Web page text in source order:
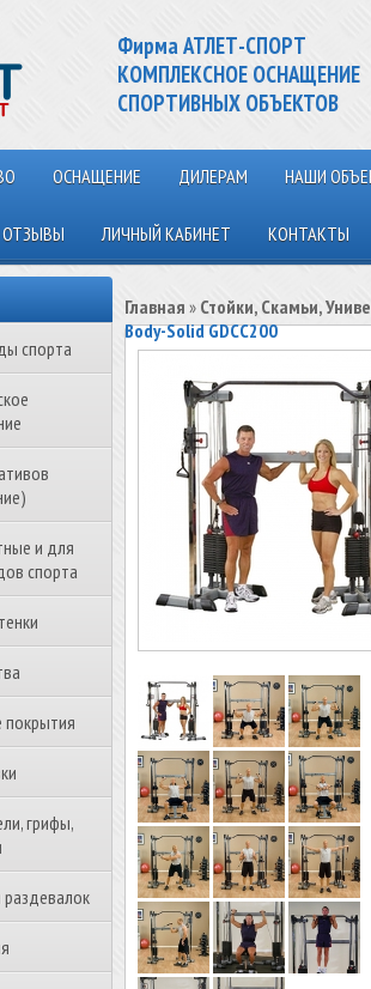
Фирма АТЛЕТ-СПОРТ
КОМПЛЕКСНОЕ ОСНАЩЕНИЕ
СПОРТИВНЫХ ОБЪЕКТОВ
ОСНАЩЕНИЕ ДИЛЕРАМ НАШИ
ОТЗЫВЫ ЛИЧНЫЙ КАБИНЕТ КОНТАКТЫ
спорта
и для
спорта
покрытия
грифы,
Главная » Стойки, Скамьи,
Body-Solid GDCC200